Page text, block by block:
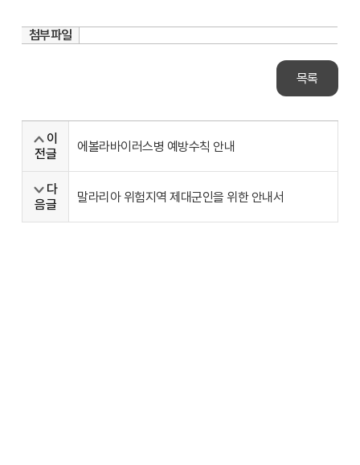
첨부파일
목록
이
전글
에볼라바이러스병 예방수칙 안내
다
음글
말라리아 위험지역 제대군인을 위한 안내서